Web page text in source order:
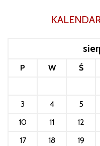
P W Ś
3
4 5
10
11 12
17
18 19